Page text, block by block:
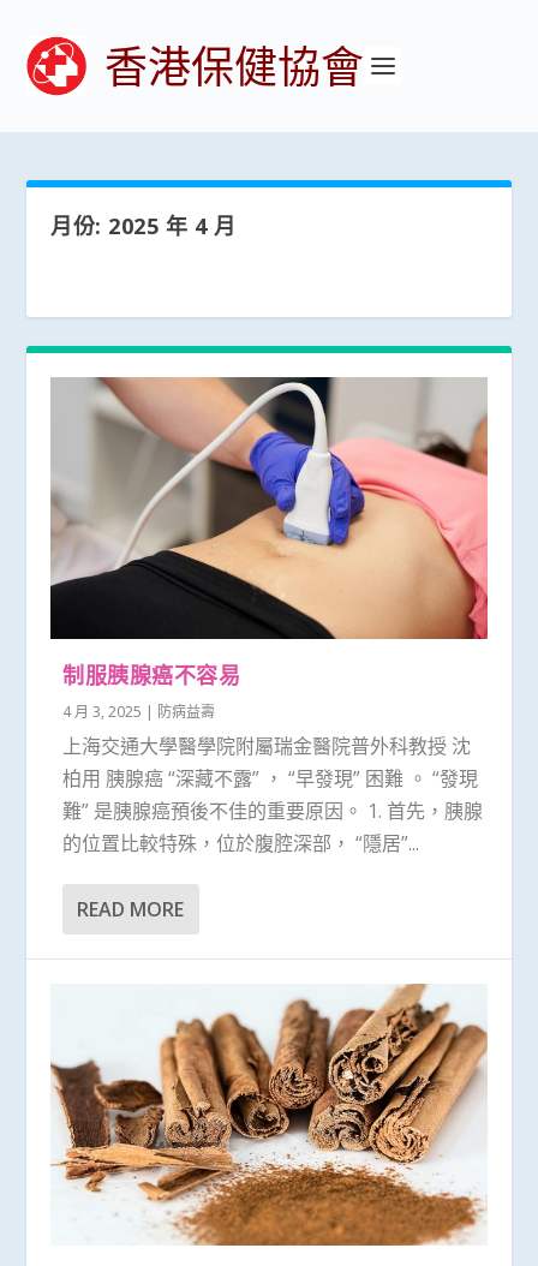
香港保健協會
月份: 2025 年 4 月
制服胰腺癌不容易
4 月 3, 2025 | 防病益壽
上海交通大學醫學院附屬瑞金醫院普外科教授 沈
柏用 胰腺癌 “深藏不露” ， “早發現” 困難 。 “發現
難” 是胰腺癌預後不佳的重要原因。 1. 首先，胰腺
的位置比較特殊，位於腹腔深部， “隱居”...
READ MORE